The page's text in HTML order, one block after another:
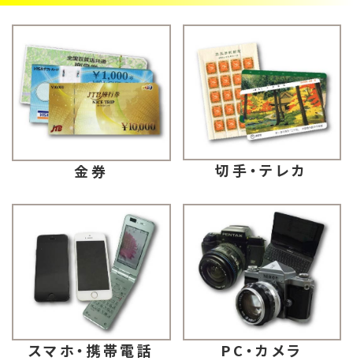
金券 切手・テレカ
スマホ・携帯電話 PC・カメラ